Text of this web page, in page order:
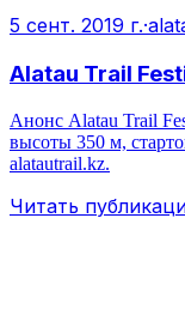
5 сент. 2019 г.·
Alatau Trail
Анонс Alatau Trail
высоты 350 м,
alatautrail.kz.
Читать